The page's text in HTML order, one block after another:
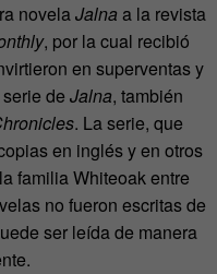
novelaJalna a la revista
, por la cual recibió
en superventas y
de Jalna, también
. La serie, que
en inglés y en otros
familia Whiteoak entre
no fueron escritas de
ser leída de manera